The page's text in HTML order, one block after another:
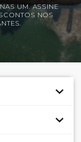
UM. ASSINE
NOS